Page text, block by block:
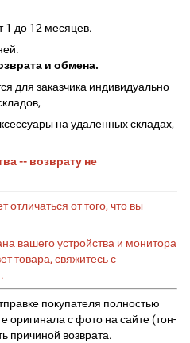
1 до 12 месяцев.
и обмена.
для заказчика индивидуально
на удаленных складах,
-- возврату не
отличаться от того, что вы
вашего устройства и монитора
товара, свяжитесь с
покупателя полностью
оригинала с фото на сайте (тон-
причиной возврата.